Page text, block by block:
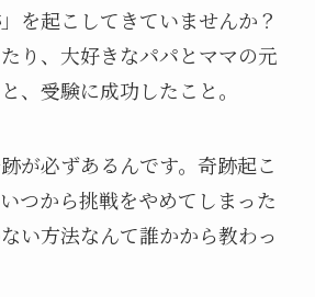
を起こしてきていませんか？
り、大好きなパパとママの元
、受験に成功したこと。
が必ずあるんです。奇跡起こ
つから挑戦をやめてしまった
い方法なんて誰かから教わっ